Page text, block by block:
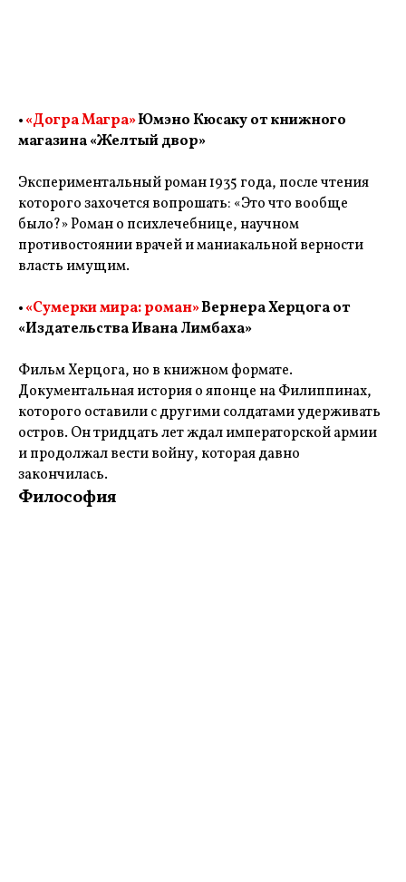
•«Догра Магра»Юмэно Кюсаку от книжного
магазина «Желтый двор»
Экспериментальный роман 1935 года, после чтения
которого захочется вопрошать: «Это что вообще
было?» Роман о психлечебнице, научном
противостоянии врачей и маниакальной верности
власть имущим.
•«Сумерки мира: роман»Вернера Херцога от
«Издательства Ивана Лимбаха»
Фильм Херцога, но в книжном формате.
Документальная история о японце на Филиппинах,
которого оставили с другими солдатами удерживать
остров. Он тридцать лет ждал императорской армии
и продолжал вести войну, которая давно
закончилась.
Философия